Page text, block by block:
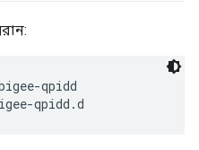
qpidd
qpidd.d